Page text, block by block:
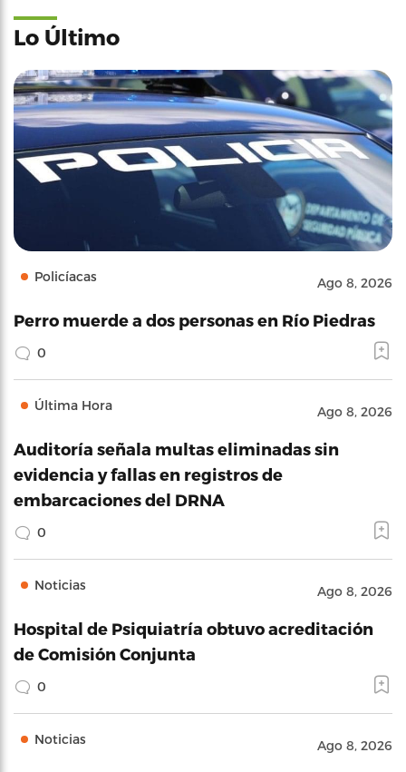
Lo Último
Policíacas Ago 8, 2026
Perro muerde a dos personas en Río Piedras
0
Última Hora Ago 8, 2026
Auditoría señala multas eliminadas sin
evidencia y fallas en registros de
embarcaciones del DRNA
0
Noticias Ago 8, 2026
Hospital de Psiquiatría obtuvo acreditación
de Comisión Conjunta
0
Noticias Ago 8, 2026